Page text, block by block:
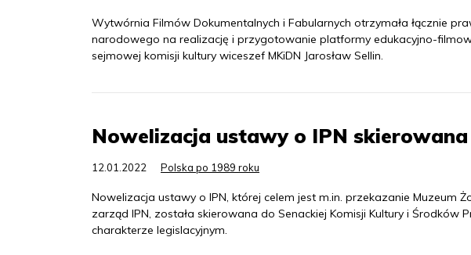
Wytwórnia Filmów Dokumentalnych i Fabularnych otrzymała łącznie
narodowego na realizację i przygotowanie platformy edukacyjno-
sejmowej komisji kultury wiceszef MKiDN Jarosław Sellin.
Nowelizacja ustawy o IPN
12.01.2022 Polska po 1989 roku
Nowelizacja ustawy o IPN, której celem jest m.in. przekazanie Muzeum
zarząd IPN, została skierowana do Senackiej Komisji Kultury i
charakterze legislacyjnym.